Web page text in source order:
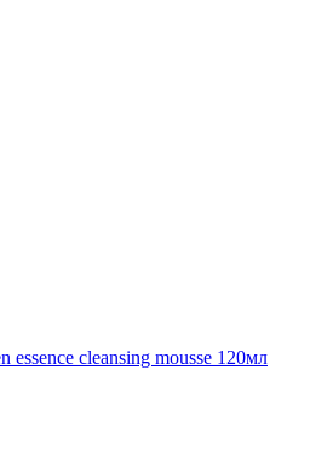
essence cleansing mousse 120мл